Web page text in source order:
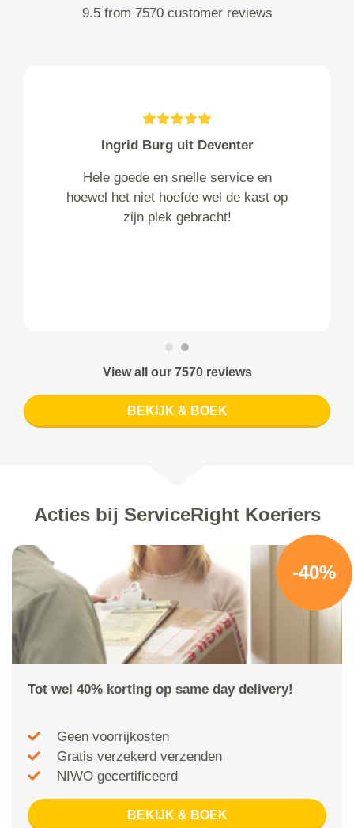
9.5 from 7570 customer reviews
Ingrid Burg uit Deventer
Hele goede en snelle service en
hoewel het niet hoefde wel de kast op
zijn plek gebracht!
View all our 7570 reviews
BEKIJK & BOEK
Acties bij ServiceRight Koeriers
-40%
Tot wel 40% korting op same day delivery!
Geen voorrijkosten
Gratis verzekerd verzenden
NIWO gecertificeerd
BEKIJK & BOEK